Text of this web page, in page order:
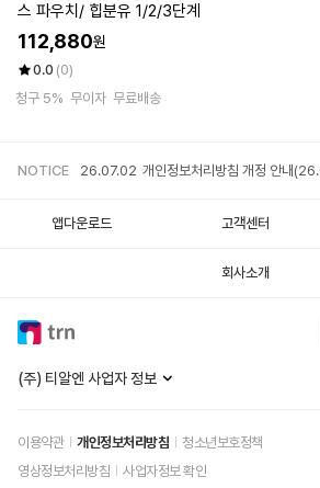
스 파우치/ 힙분유 1/2/3단계
112,880원
0.0 (0)
청구 5% 무이자 무료배송
NOTICE 26.07.02 개인정보처리방침 개정 안내
앱다운로드 고객센터
회사소개
(주) 티알엔 사업자 정보
이용약관 개인정보처리방침
청소년보호정책
영상정보처리방침
사업자정보 확인